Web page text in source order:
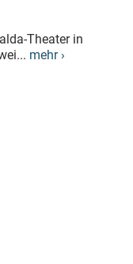
Theater in
mehr ›